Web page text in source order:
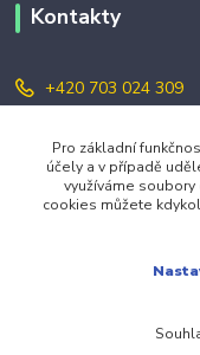
Kontakty
+420 703 024 309
Pro základní
účely a v případě
využíváme
cookies můžete